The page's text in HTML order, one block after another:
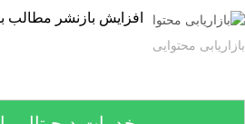
افزایش بازنشر مطالب با ۶ استراتژی ساده
محتوایی